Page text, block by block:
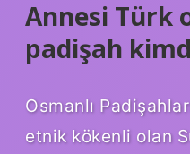
Annesi Türk
padişah
Osmanlı
etnik kökenli olan